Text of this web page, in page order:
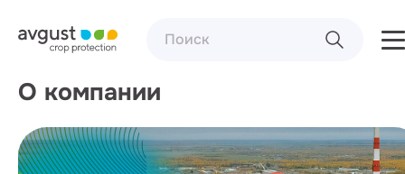
О компании